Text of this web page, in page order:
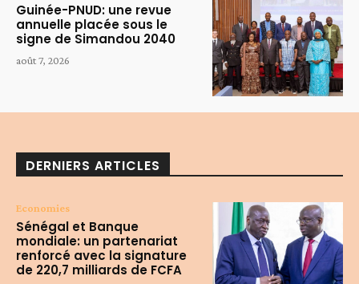
Guinée-PNUD: une revue
annuelle placée sous le
signe de Simandou 2040
août 7, 2026
DERNIERS ARTICLES
Economies
Sénégal et Banque
mondiale: un partenariat
renforcé avec la signature
de 220,7 milliards de FCFA